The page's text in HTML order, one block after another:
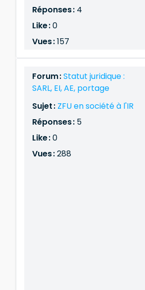
Réponses : 4
Like :0
Vues :157
Forum :Statut juridique :
SARL, EI, AE, portage
Sujet : ZFU en société à l'IR
Réponses : 5
Like :0
Vues :288